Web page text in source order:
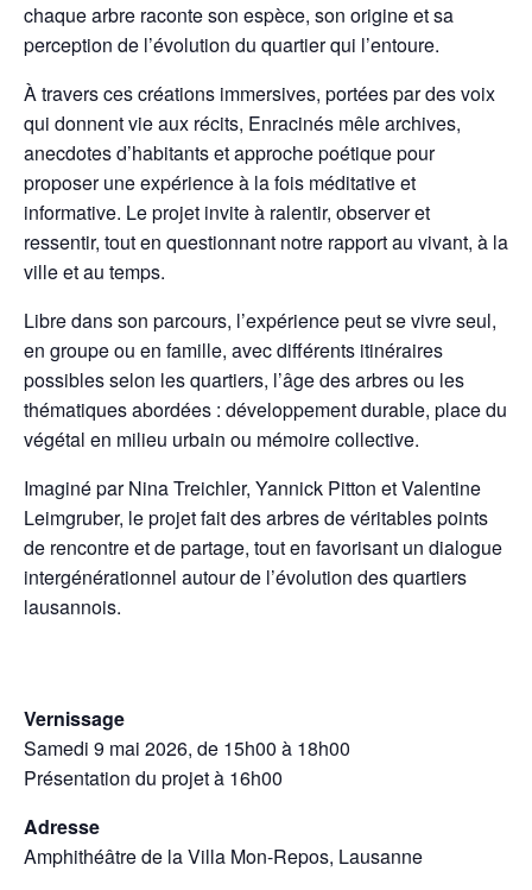
chaque arbre raconte son espèce, son origine et sa
perception de l’évolution du quartier qui l’entoure.
À travers ces créations immersives, portées par des voix
qui donnent vie aux récits, Enracinés mêle archives,
anecdotes d’habitants et approche poétique pour
proposer une expérience à la fois méditative et
informative. Le projet invite à ralentir, observer et
ressentir, tout en questionnant notre rapport au vivant, à la
ville et au temps.
Libre dans son parcours, l’expérience peut se vivre seul,
en groupe ou en famille, avec différents itinéraires
possibles selon les quartiers, l’âge des arbres ou les
thématiques abordées : développement durable, place du
végétal en milieu urbain ou mémoire collective.
Imaginé par Nina Treichler, Yannick Pitton et Valentine
Leimgruber, le projet fait des arbres de véritables points
de rencontre et de partage, tout en favorisant un dialogue
intergénérationnel autour de l’évolution des quartiers
lausannois.
Vernissage
Samedi 9 mai 2026, de 15h00 à 18h00
Présentation du projet à 16h00
Adresse
Amphithéâtre de la Villa Mon-Repos, Lausanne